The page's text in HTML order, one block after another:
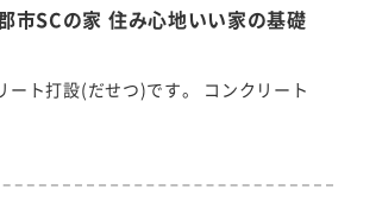
市SCの家 住み心地いい家の基礎
ート打設(だせつ)です。 コンクリート